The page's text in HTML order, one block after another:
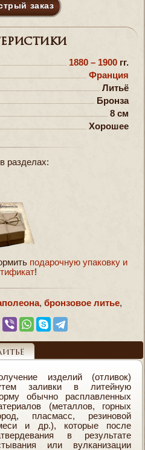
заказ
1880 – 1900 гг.
Франция
Литьё
Бронза
8 см
Хорошее
разделах:
подарочную упаковку и
!
, бронзовое литье,
изделий (отливок)
заливки в литейную
обычно расплавленных
(металлов, горных
пласмасс, резиновой
и др.), которые после
в результате
или вулканизации